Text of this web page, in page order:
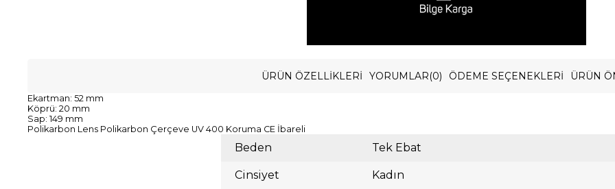
ÜRÜN ÖZELLIKLERI YORUMLAR(0) ÖDEME SEÇENEKLERI ÜRÜN
Ekartman: 52 mm
Köprü: 20 mm
Sap: 149 mm
Polikarbon Lens Polikarbon Çerçeve UV 400 Koruma CE İbareli
Beden Tek Ebat
Cinsiyet Kadın